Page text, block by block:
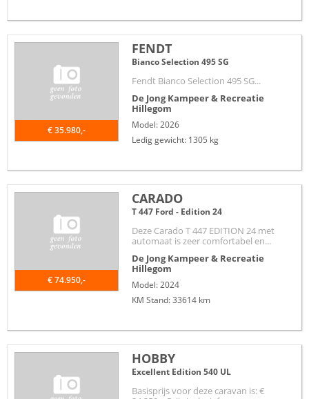
€ 35.980,-
FENDT
Bianco Selection 495 SG
Fendt Bianco Selection 495 SG...
De Jong Kampeer & Recreatie
Hillegom
Model: 2026
Ledig gewicht: 1305 kg
€ 74.950,-
CARADO
T 447 Ford - Edition 24
Deze Carado T 447 EDITION 24 met
automaat is zeer comfortabel en...
De Jong Kampeer & Recreatie
Hillegom
Model: 2024
KM Stand: 33614 km
HOBBY
Excellent Edition 540 UL
Basisprijs voor deze caravan is: €